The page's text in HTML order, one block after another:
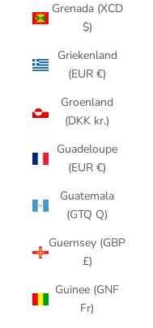
Grenada (XCD
$)
Griekenland
(EUR €)
Groenland
(DKK kr.)
Guadeloupe
(EUR €)
Guatemala
(GTQ Q)
Guernsey (GBP
£)
Guinee (GNF
Fr)